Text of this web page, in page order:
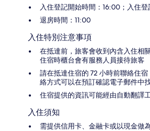
入住登記開始時間：16:00；入住
退房時間：11:00
入住特別注意事項
在抵達前，旅客會收到內含入住相
住宿時櫃台會有服務人員接待旅客
請在抵達住宿的 72 小時前聯絡住
絡方式可以在預訂確認電子郵件中
住宿提供的資訊可能經由自動翻譯
入住須知
需提供信用卡、金融卡或以現金做